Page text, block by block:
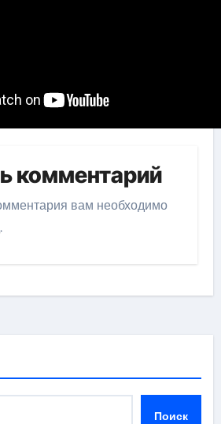
комментарий
вам необходимо
.
Поиск